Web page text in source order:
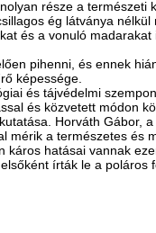
része a természeti
ég látványa nélkül
és a vonuló
pihenni, és ennek
képessége.
és tájvédelmi
és közvetett módon
Horváth Gábor,
a természetes és
hatásai vannak
írták le a poláros